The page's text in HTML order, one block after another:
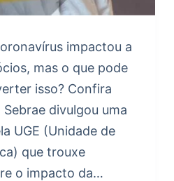
impactou a
mas o que pode
isso? Confira
divulgou uma
UGE (Unidade de
que trouxe
o impacto da…